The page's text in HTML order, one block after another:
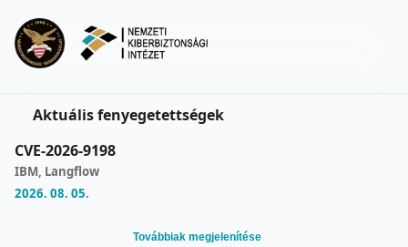
Aktuális fenyegetettségek
Aktuális fenyegetettségek
CVE-2026-9198
IBM, Langflow
2026. 08. 05.
Továbbiak megjelenítése